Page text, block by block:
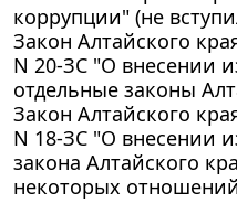
коррупции" (не
Закон Алтайского
N 20-ЗС "О внесении
отдельные законы
Закон Алтайского
N 18-ЗС "О внесении
закона Алтайского
некоторых